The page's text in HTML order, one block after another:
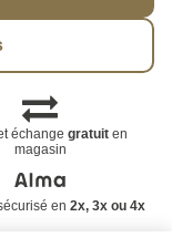
échangegratuit en
magasin
en 2x, 3x ou 4x